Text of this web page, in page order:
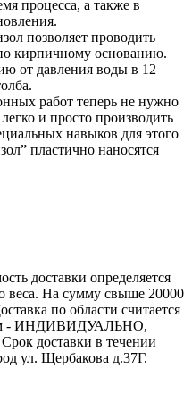
процесса, а также в
позволяет проводить
кирпичному основанию.
от давления воды в 12
работ теперь не нужно
и просто производить
навыков для этого
пластично наносятся
доставки определяется
веса. На сумму свыше 20000
по области считается
- ИНДИВИДУАЛЬНО,
доставки в течении
ул. Щербакова д.37Г.